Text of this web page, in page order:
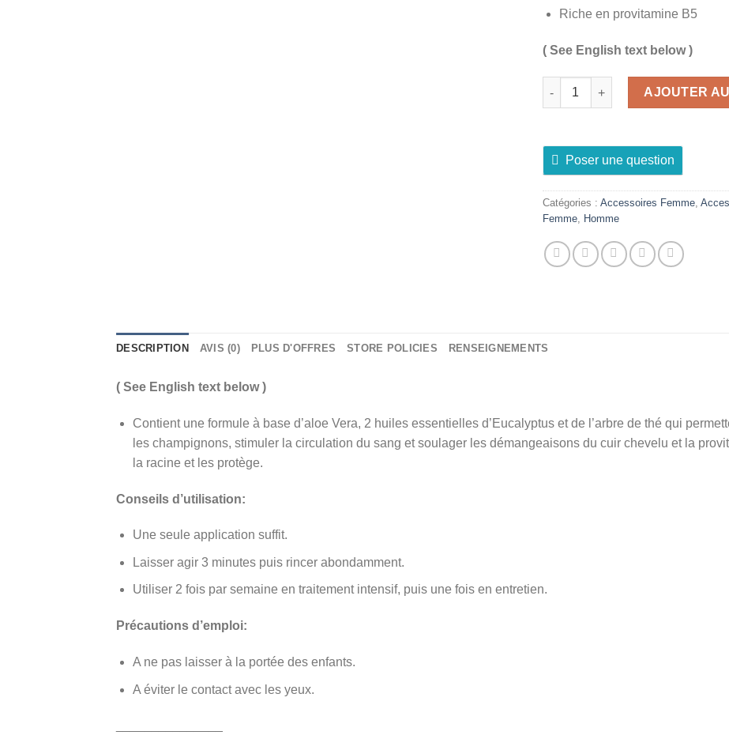
Riche en provitamine B5
( See English text below )
quantité de ARVEA Shampoing
AJOUTER
Poser une question
Catégories : Accessoires Femme
Femme
Homme
DESCRIPTION AVIS (0) PLUS D'OFFRES STORE POLICIES RENSEIGNEMENTS
( See English text below )
Contient une formule à base d’aloe Vera, 2 huiles essentielles d’Eucalyptus et de l’arbre de thé qui
les champignons, stimuler la circulation du sang et soulager les démangeaisons du cuir chevelu et la
la racine et les protège.
Conseils d’utilisation:
Une seule application suffit.
Laisser agir 3 minutes puis rincer abondamment.
Utiliser 2 fois par semaine en traitement intensif, puis une fois en entretien.
Précautions d’emploi:
A ne pas laisser à la portée des enfants.
A éviter le contact avec les yeux.